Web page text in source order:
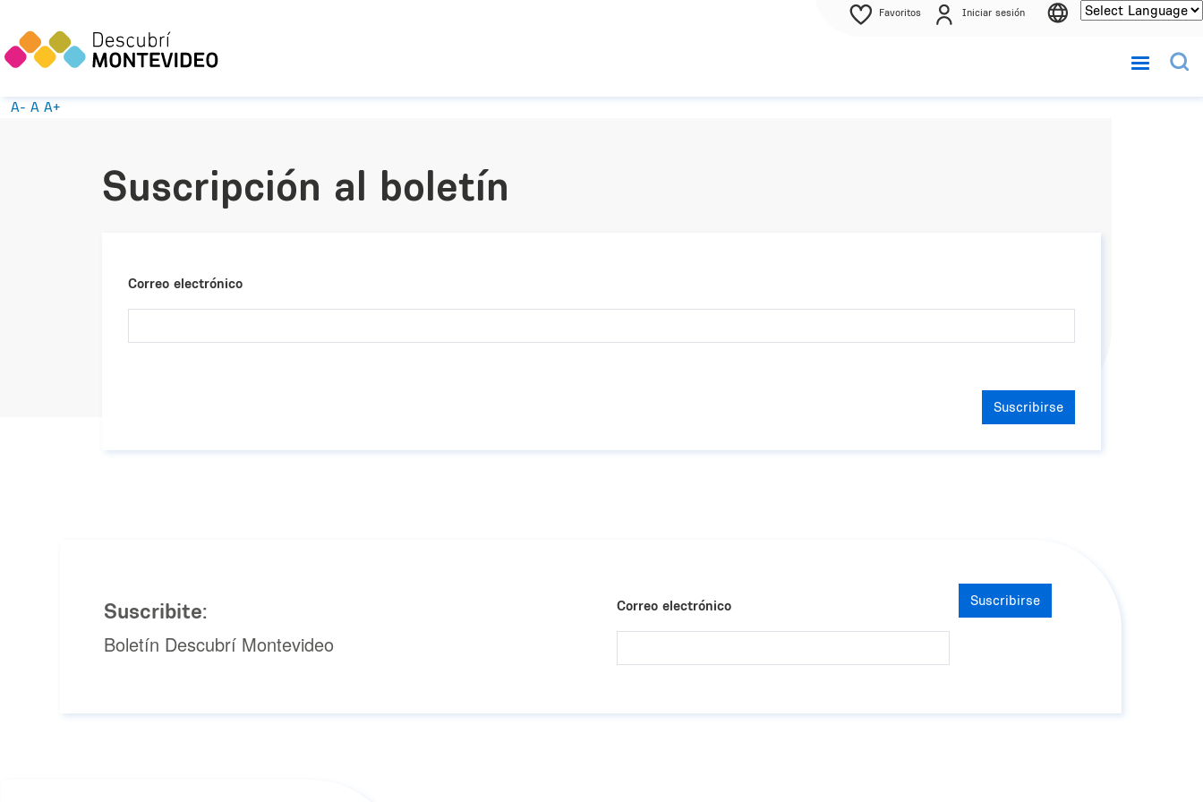
Favoritos Iniciar sesión
A- A A+
Suscripción al boletín
Correo electrónico
Suscribirse
Suscribite:
Boletín Descubrí Montevideo
Correo electrónico Suscribirse